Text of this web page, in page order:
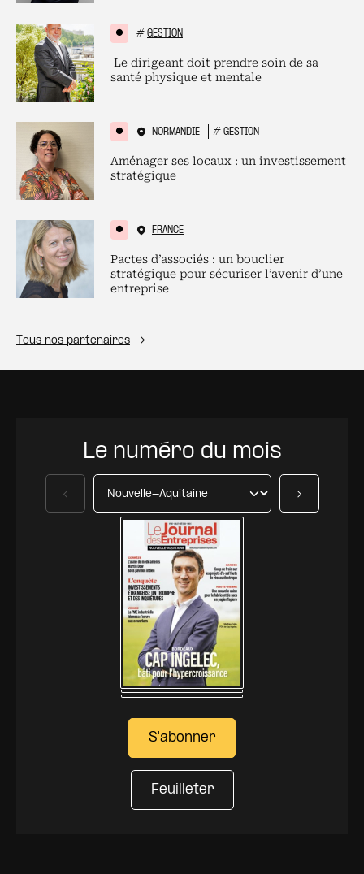
# GESTION
Le dirigeant doit prendre soin de sa
santé physique et mentale
NORMANDIE # GESTION
Aménager ses locaux : un investissement
stratégique
FRANCE
Pactes d’associés : un bouclier
stratégique pour sécuriser l’avenir d’une
entreprise
Tous nos partenaires
Le numéro du mois
S'abonner
Feuilleter
Précédent Suivant